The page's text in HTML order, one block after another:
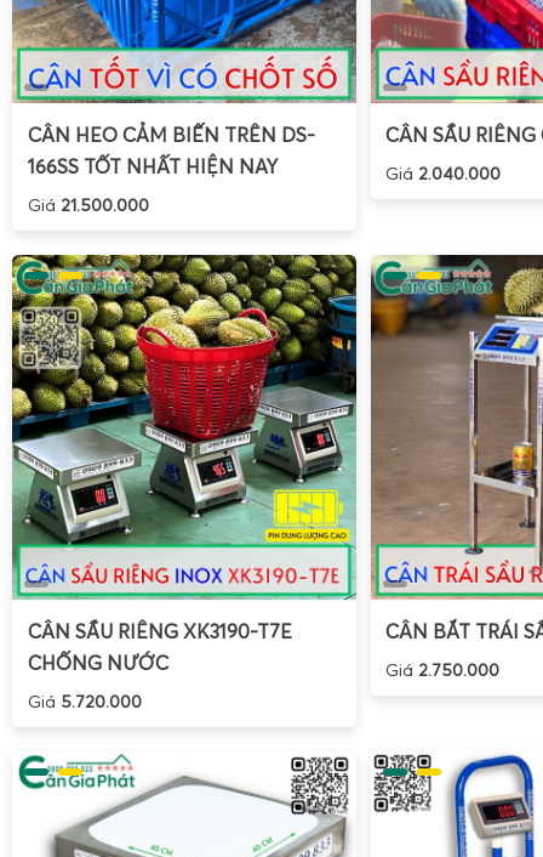
nhân, thủ kho, lái xe dễ dàng quan sát kết quả mà không
Mua cân điện tử XK3190-T7E 100kg 200kg 300kg
Tử Gia Phát
CÂN HEO CẢM BIẾN TRÊN DS-
166SS TỐT NHẤT HIỆN NAY
Giá 21.500.000
CÂN SẦU
Giá 2.040.000
CÂN SẦU RIÊNG XK3190-T7E
CHỐNG NƯỚC
Giá 5.720.000
CÂN BẮT TRÁI
Giá 2.750.000